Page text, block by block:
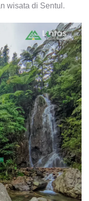
wisata di Sentul.